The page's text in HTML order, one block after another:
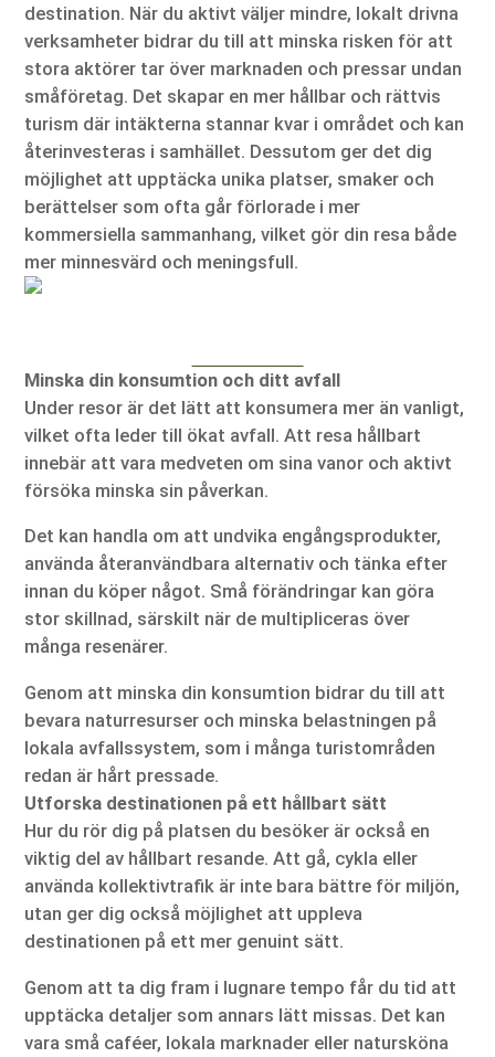
destination. När du aktivt väljer mindre, lokalt drivna
verksamheter bidrar du till att minska risken för att
stora aktörer tar över marknaden och pressar undan
småföretag. Det skapar en mer hållbar och rättvis
turism där intäkterna stannar kvar i området och kan
återinvesteras i samhället. Dessutom ger det dig
möjlighet att upptäcka unika platser, smaker och
berättelser som ofta går förlorade i mer
kommersiella sammanhang, vilket gör din resa både
mer minnesvärd och meningsfull.
Minska din konsumtion och ditt avfall
Under resor är det lätt att konsumera mer än vanligt,
vilket ofta leder till ökat avfall. Att resa hållbart
innebär att vara medveten om sina vanor och aktivt
försöka minska sin påverkan.
Det kan handla om att undvika engångsprodukter,
använda återanvändbara alternativ och tänka efter
innan du köper något. Små förändringar kan göra
stor skillnad, särskilt när de multipliceras över
många resenärer.
Genom att minska din konsumtion bidrar du till att
bevara naturresurser och minska belastningen på
lokala avfallssystem, som i många turistområden
redan är hårt pressade.
Utforska destinationen på ett hållbart sätt
Hur du rör dig på platsen du besöker är också en
viktig del av hållbart resande. Att gå, cykla eller
använda kollektivtrafik är inte bara bättre för miljön,
utan ger dig också möjlighet att uppleva
destinationen på ett mer genuint sätt.
Genom att ta dig fram i lugnare tempo får du tid att
upptäcka detaljer som annars lätt missas. Det kan
vara små caféer, lokala marknader eller natursköna